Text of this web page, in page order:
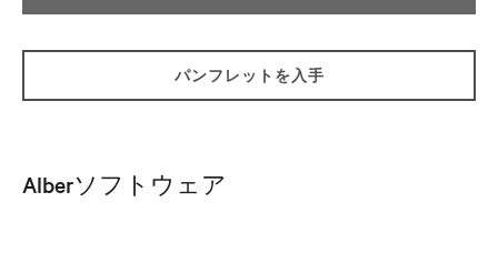
パンフレットを入手
Alberソフトウェア